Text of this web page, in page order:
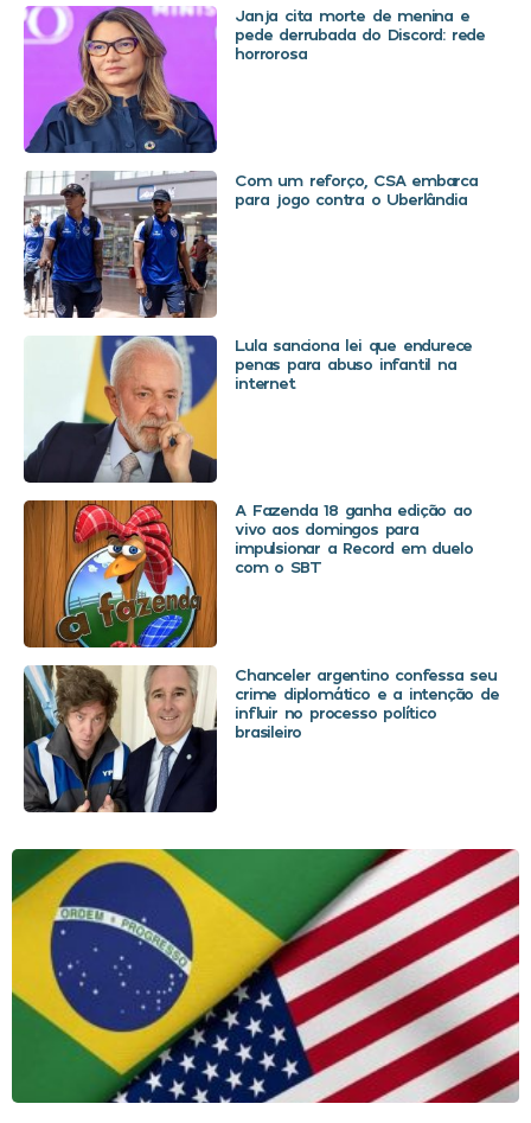
Janja cita morte de menina e
pede derrubada do Discord: rede
horrorosa
Com um reforço, CSA embarca
para jogo contra o Uberlândia
Lula sanciona lei que endurece
penas para abuso infantil na
internet
A Fazenda 18 ganha edição ao
vivo aos domingos para
impulsionar a Record em duelo
com o SBT
Chanceler argentino confessa seu
crime diplomático e a intenção de
influir no processo político
brasileiro